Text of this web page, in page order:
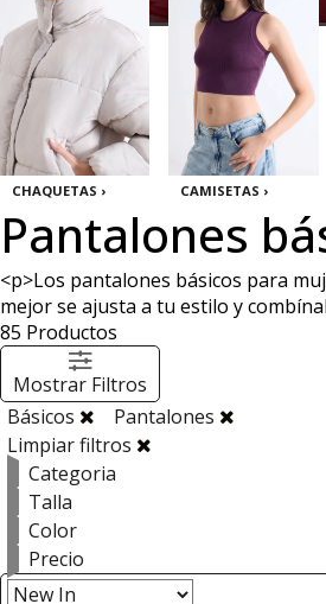
CHAQUETAS › CAMISETAS ›
Pantalones
<p>Los pantalones básicos para
mejor se ajusta a tu estilo y
85 Productos
Mostrar Filtros
Básicos
Pantalones
Limpiar filtros
Categoria
Talla
Color
Precio